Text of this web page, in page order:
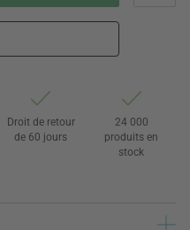
Droit de retour
de 60 jours
24 000
produits en
stock